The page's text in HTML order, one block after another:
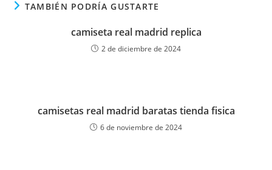
TAMBIÉN PODRÍA GUSTARTE
camiseta real madrid replica
2 de diciembre de 2024
camisetas real madrid baratas tienda fisica
6 de noviembre de 2024